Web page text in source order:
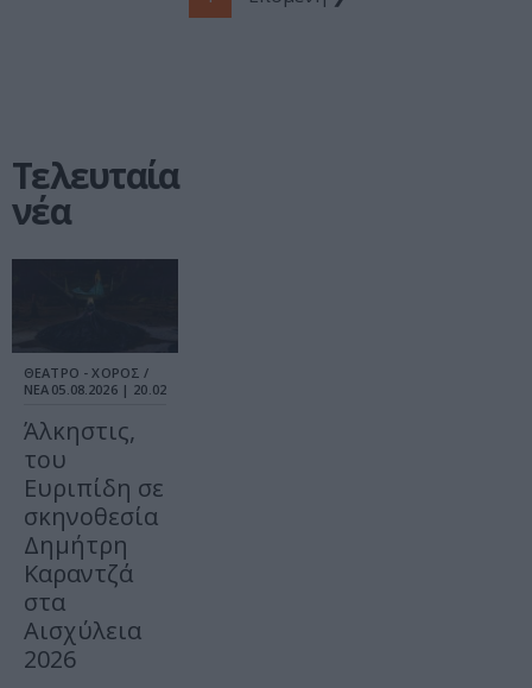
Τελευταία
νέα
ΘΕΑΤΡΟ - ΧΟΡΟΣ /
ΝΕΑ 05.08.2026 | 20.02
Άλκηστις,
του
Ευριπίδη σε
σκηνοθεσία
Δημήτρη
Καραντζά
στα
Αισχύλεια
2026